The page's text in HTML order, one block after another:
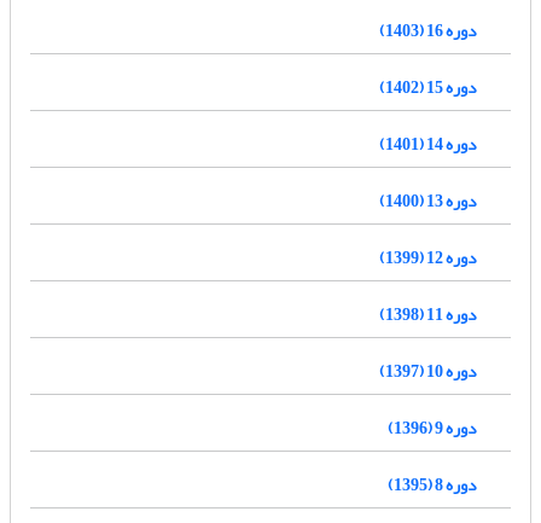
دوره 16 (1403)
دوره 15 (1402)
دوره 14 (1401)
دوره 13 (1400)
دوره 12 (1399)
دوره 11 (1398)
دوره 10 (1397)
دوره 9 (1396)
دوره 8 (1395)